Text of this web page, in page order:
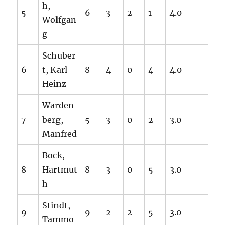
5
h,
Wolfgan
g
6 3 2 1 4.0
6
Schuber
t, Karl-
Heinz
8 4 0 4 4.0
7
Warden
berg,
Manfred
5 3 0 2 3.0
8
Bock,
Hartmut
h
8 3 0 5 3.0
9
Stindt,
Tammo
9 2 2 5 3.0